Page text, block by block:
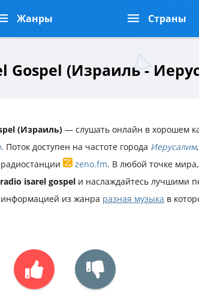
Жанры Страны
Gospel (Израиль -
(Израиль) — слушать онлайн в хорошем
. Поток доступен на частоте города Иерусалим
zeno.fm. В любой точке
isarel gospel и наслаждайтесь лучшими
из жанра разная музыка в